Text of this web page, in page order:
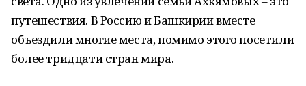
путешествия. В Россию и Башкирии вместе
объездили многие места, помимо этого посетили
более тридцати стран мира.